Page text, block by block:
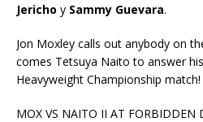
Jericho y Sammy Guevara.
Jon Moxley calls out anybody on
comes Tetsuya Naito to answer
Heavyweight Championship match!
MOX VS NAITO II AT FORBIDDEN